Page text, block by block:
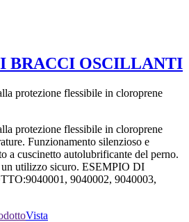
BRACCI OSCILLANTI
protezione flessibile in cloroprene
protezione flessibile in cloroprene
Funzionamento silenzioso e
a cuscinetto autolubrificante del perno.
un utilizzo sicuro. ESEMPIO DI
9040002, 9040003,
Vista